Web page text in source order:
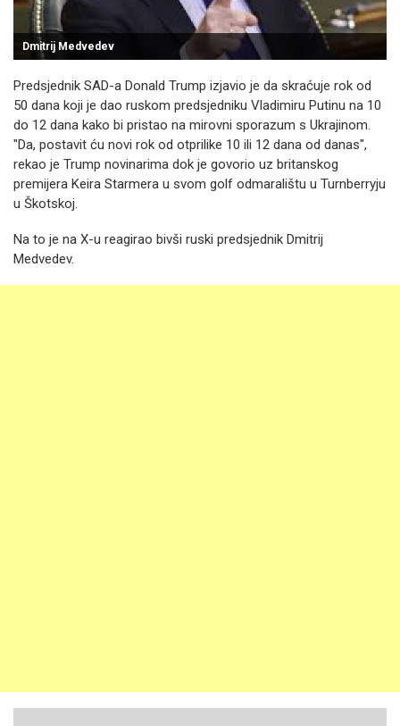
Dmitrij Medvedev
Predsjednik SAD-a Donald Trump izjavio je da skraćuje rok od
50 dana koji je dao ruskom predsjedniku Vladimiru Putinu na 10
do 12 dana kako bi pristao na mirovni sporazum s Ukrajinom.
"Da, postavit ću novi rok od otprilike 10 ili 12 dana od danas",
rekao je Trump novinarima dok je govorio uz britanskog
premijera Keira Starmera u svom golf odmaralištu u Turnberryju
u Škotskoj.
Na to je na X-u reagirao bivši ruski predsjednik Dmitrij
Medvedev.